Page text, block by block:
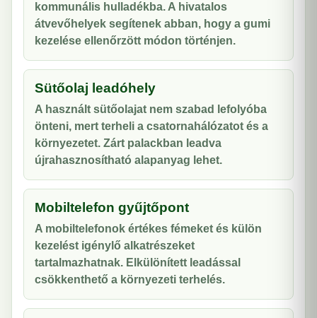
kommunális hulladékba. A hivatalos
átvevőhelyek segítenek abban, hogy a gumi
kezelése ellenőrzött módon történjen.
Sütőolaj leadóhely
A használt sütőolajat nem szabad lefolyóba
önteni, mert terheli a csatornahálózatot és a
környezetet. Zárt palackban leadva
újrahasznosítható alapanyag lehet.
Mobiltelefon gyűjtőpont
A mobiltelefonok értékes fémeket és külön
kezelést igénylő alkatrészeket
tartalmazhatnak. Elkülönített leadással
csökkenthető a környezeti terhelés.